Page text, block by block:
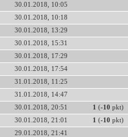
30.01.2018, 10:05
30.01.2018, 10:18
30.01.2018, 13:29
30.01.2018, 15:31
30.01.2018, 17:29
30.01.2018, 17:54
31.01.2018, 11:25
31.01.2018, 14:47
30.01.2018, 20:51 1 (-10 pkt)
30.01.2018, 21:01 1 (-10 pkt)
29.01.2018, 21:41